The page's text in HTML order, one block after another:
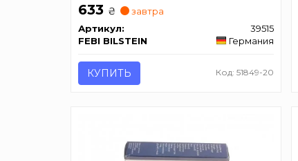
633 ₴
завтра
Артикул:
39515
FEBI BILSTEIN
Германия
КУПИТЬ Код: 51849-20